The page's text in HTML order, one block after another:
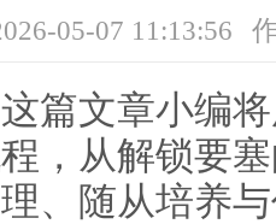
05-07 11:13:56
篇文章小编
，从解锁要
、随从培养